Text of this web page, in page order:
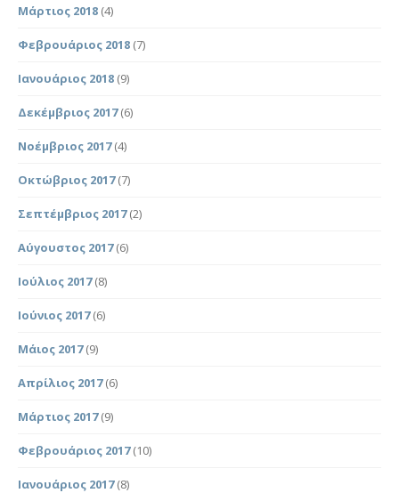
Μάρτιος 2018 (4)
Φεβρουάριος 2018 (7)
Ιανουάριος 2018 (9)
Δεκέμβριος 2017(6)
Νοέμβριος 2017(4)
Οκτώβριος 2017(7)
Σεπτέμβριος 2017(2)
Αύγουστος 2017(6)
Ιούλιος 2017(8)
Ιούνιος 2017(6)
Μάιος 2017(9)
Απρίλιος 2017(6)
Μάρτιος 2017(9)
Φεβρουάριος 2017(10)
Ιανουάριος 2017(8)